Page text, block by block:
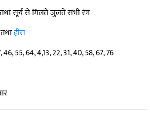
सूर्य से मिलते जुलते सभी रंग
तथाहीरा
46, 55, 64, 4,13, 22, 31, 40, 58, 67, 76